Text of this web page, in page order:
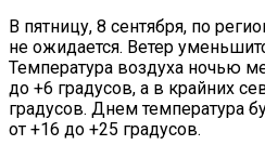
В пятницу, 8 сентября, по
не ожидается. Ветер
Температура воздуха ночью
до +6 градусов, а в крайних
градусов. Днем температура
от +16 до +25 градусов.